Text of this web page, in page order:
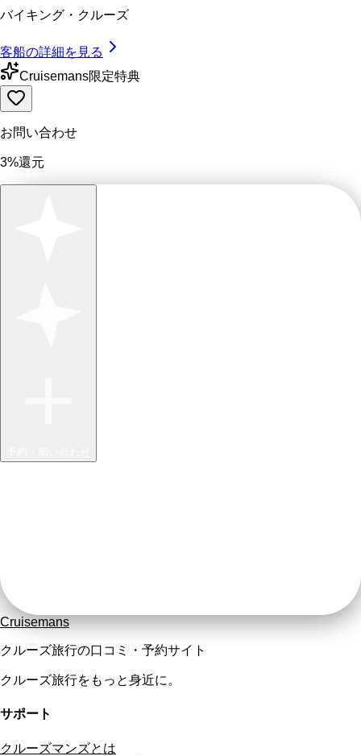
バイキング・クルーズ
客船の詳細を見る
Cruisemans限定特典
お問い合わせ
3%還元
Cruisemans
クルーズ旅行の口コミ・予約サイト
クルーズ旅行をもっと身近に。
サポート
クルーズマンズとは